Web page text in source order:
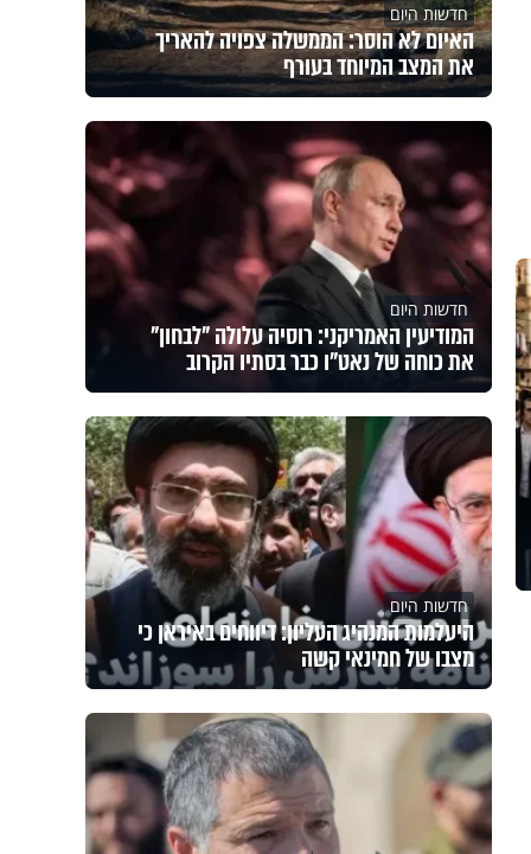
חדשות היום
האיום לא הוסר: הממשלה צפויה להאריך
את המצב המיוחד בעורף
חדשות היום
המודיעין האמריקני: רוסיה עלולה "לבחון"
את כוחה של נאט"ו כבר בסתיו הקרוב
חדשות היום
היעלמות המנהיג העליון: דיווחים באיראן כי
מצבו של חמינאי קשה